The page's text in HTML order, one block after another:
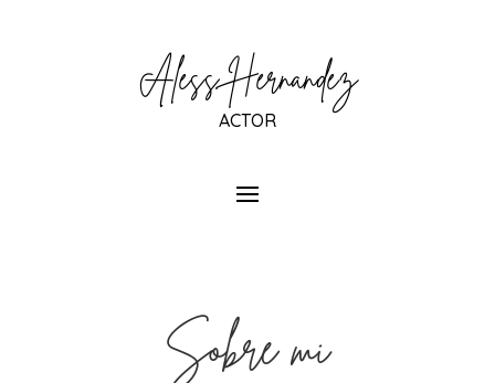
Aless Hernández
ACTOR
Sobre mí